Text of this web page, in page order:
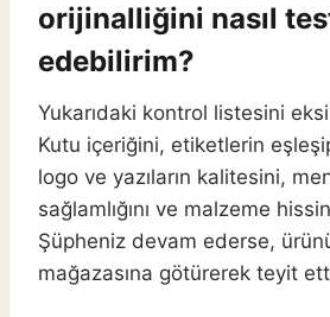
orijinalliğini nasıl
edebilirim?
Yukarıdaki kontrol listesini
Kutu içeriğini, etiketlerin
logo ve yazıların kalitesini,
sağlamlığını ve malzeme
Şüpheniz devam ederse,
mağazasına götürerek teyit